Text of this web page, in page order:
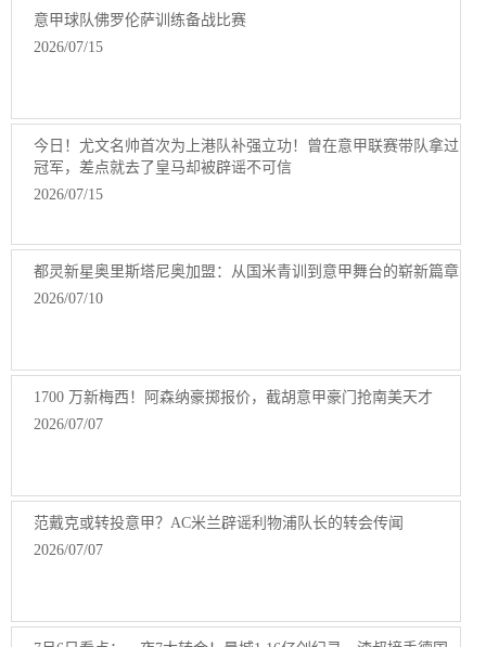
意甲球队佛罗伦萨训练备战比赛
2026/07/15
今日！尤文名帅首次为上港队补强立功！曾在意甲联赛带队拿过
冠军，差点就去了皇马却被辟谣不可信
2026/07/15
都灵新星奥里斯塔尼奥加盟：从国米青训到意甲舞台的崭新篇章
2026/07/10
1700 万新梅西！阿森纳豪掷报价，截胡意甲豪门抢南美天才
2026/07/07
范戴克或转投意甲？AC米兰辟谣利物浦队长的转会传闻
2026/07/07